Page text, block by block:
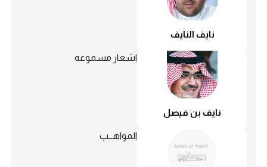
نايف النايف
نايف بن فيصل
اشعار مسموعه
المواهــب